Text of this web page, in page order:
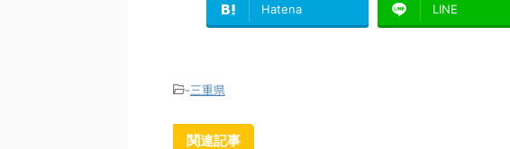
Hatena LINE
-三重県
関連記事